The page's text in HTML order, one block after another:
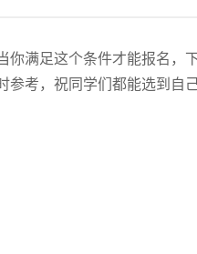
满足这个条件才能报名，
考，祝同学们都能选到自